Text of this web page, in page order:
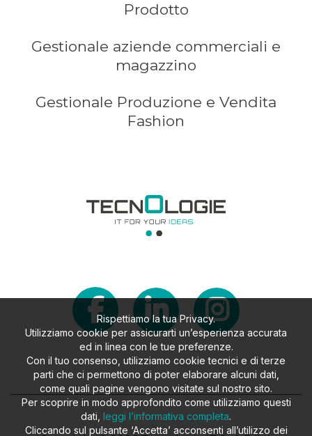
Prodotto
Gestionale aziende commerciali e
magazzino
Gestionale Produzione e Vendita
Fashion
Rispettiamo la tua Privacy.
Utilizziamo cookie per assicurarti un’esperienza accurata
ed in linea con le tue preferenze.
Con il tuo consenso, utilizziamo cookie tecnici e di terze
parti che ci permettono di poter elaborare alcuni dati,
come quali pagine vengono visitate sul nostro sito.
Per scoprire in modo approfondito come utilizziamo questi
dati, leggi l’informativa completa.
Cliccando sul pulsante ‘Accetta’ acconsenti all’utilizzo dei